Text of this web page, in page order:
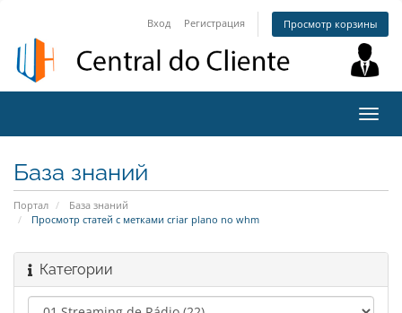
Вход Регистрация Просмотр корзины
База знаний
Портал
База знаний
Просмотр статей с метками criar plano no whm
Категории